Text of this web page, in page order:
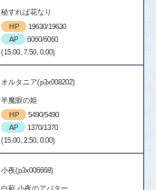
秘すれば花なり
HP
19630/19630
AP
6060/6060
(15.00, 7.50, 0.00)
オルタニア(p3x008202)
半魔眼の姫
HP
5490/5490
AP
1370/1370
(15.00, 2.50, 0.00)
小夜(p3x006668)